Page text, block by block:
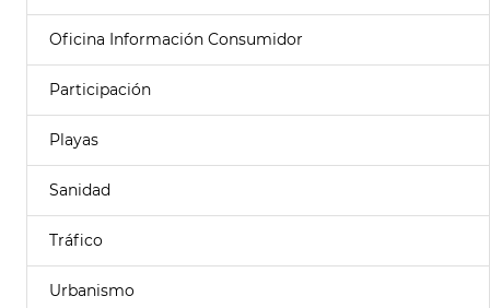
Oficina Información Consumidor
Participación
Playas
Sanidad
Tráfico
Urbanismo